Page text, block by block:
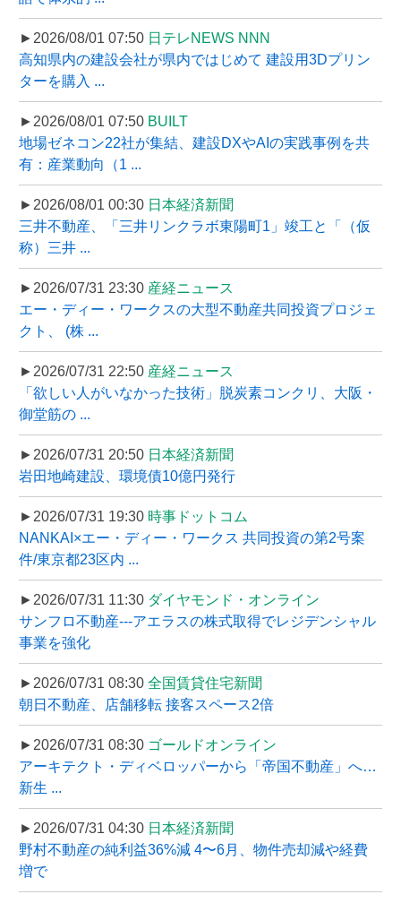
►2026/08/01 07:50 日テレNEWS NNN
高知県内の建設会社が県内ではじめて 建設用3Dプリン
ターを購入 ...
►2026/08/01 07:50 BUILT
地場ゼネコン22社が集結、建設DXやAIの実践事例を共
有：産業動向（1 ...
►2026/08/01 00:30 日本経済新聞
三井不動産、「三井リンクラボ東陽町1」竣工と「（仮
称）三井 ...
►2026/07/31 23:30 産経ニュース
エー・ディー・ワークスの大型不動産共同投資プロジェ
クト、 (株 ...
►2026/07/31 22:50 産経ニュース
「欲しい人がいなかった技術」脱炭素コンクリ、大阪・
御堂筋の ...
►2026/07/31 20:50 日本経済新聞
岩田地崎建設、環境債10億円発行
►2026/07/31 19:30 時事ドットコム
NANKAI×エー・ディー・ワークス 共同投資の第2号案
件/東京都23区内 ...
►2026/07/31 11:30 ダイヤモンド・オンライン
サンフロ不動産---アエラスの株式取得でレジデンシャル
事業を強化
►2026/07/31 08:30 全国賃貸住宅新聞
朝日不動産、店舗移転 接客スペース2倍
►2026/07/31 08:30 ゴールドオンライン
アーキテクト・ディベロッパーから「帝国不動産」へ…
新生 ...
►2026/07/31 04:30 日本経済新聞
野村不動産の純利益36%減 4〜6月、物件売却減や経費
増で